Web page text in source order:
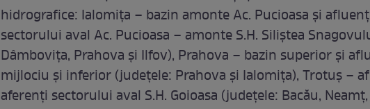
hidrografice: Ialomiţa – bazin amonte Ac. Pucioasa şi
sectorului aval Ac. Pucioasa – amonte S.H. Siliştea
Dâmboviţa, Prahova şi Ilfov), Prahova – bazin superior şi
mijlociu şi inferior (judeţele: Prahova şi Ialomiţa), Trotuş –
aferenţi sectorului aval S.H. Goioasa (judeţele: Bacău,